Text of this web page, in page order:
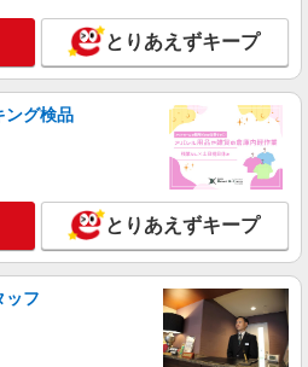
円〜2062円 ＜日払い有/週払い有/交
(ガソリン代含む)＞
松市 その他多数
詳細を見る
社 メディカルケア事業部/郡山オフィ
ナースエイド）
円 ★週払いOK（規定あり） ※給与
会津若松市 【最寄駅】会津鉄道会津線
とりあえずキープ
ング検品
とりあえずキープ
ッフ